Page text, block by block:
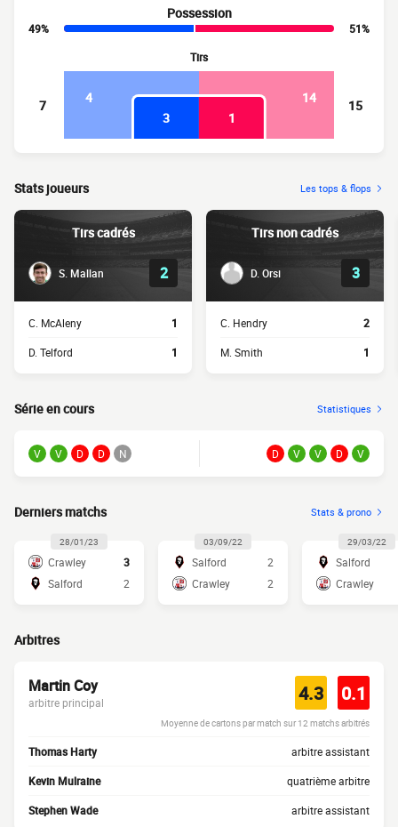
Possession
49%
51%
Tirs
7 4
14
3
1
15
Stats joueurs Les tops & flops
Tirs cadrés
S. Mallan 2
C. McAleny 1
D. Telford 1
Tirs non cadrés
D. Orsi 3
C. Hendry 2
M. Smith 1
Série en cours Statistiques
V V D D N D V V D V
Derniers matchs Stats & prono
28/01/23
Crawley
3
Salford
2
03/09/22
Salford
2
Crawley
2
29/03/22
Salford
Crawley
Arbitres
Martin Coy
arbitre principal 4.3 0.1
Moyenne de cartons par match sur 12 matchs arbitrés
Thomas Harty arbitre assistant
Kevin Mulraine quatrième arbitre
Stephen Wade arbitre assistant